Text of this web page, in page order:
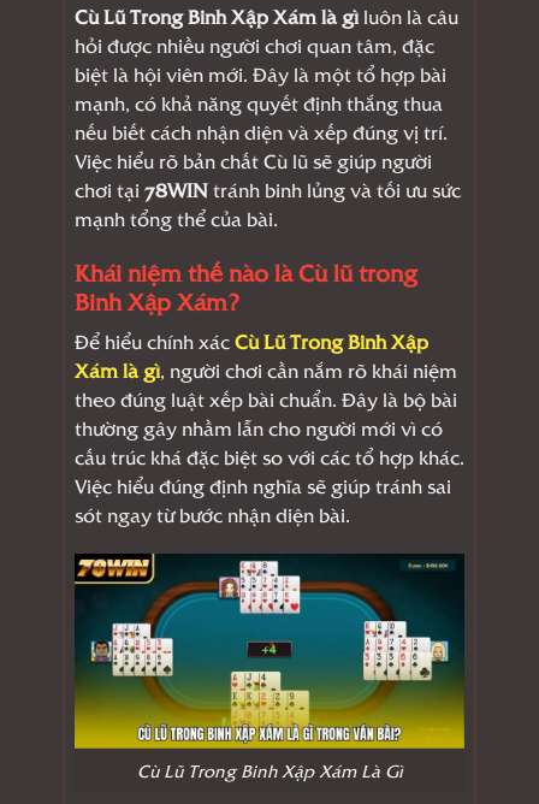
Cù Lũ Trong Binh Xập Xám là gì luôn là câu
hỏi được nhiều người chơi quan tâm, đặc
biệt là hội viên mới. Đây là một tổ hợp bài
mạnh, có khả năng quyết định thắng thua
nếu biết cách nhận diện và xếp đúng vị trí.
Việc hiểu rõ bản chất Cù lũ sẽ giúp người
chơi tại 78WINtránh binh lủng và tối ưu sức
mạnh tổng thể của bài.
Khái niệm thế nào là Cù lũ trong
Binh Xập Xám?
Để hiểu chính xácCù Lũ Trong Binh Xập
Xám là gì, người chơi cần nắm rõ khái niệm
theo đúng luật xếp bài chuẩn. Đây là bộ bài
thường gây nhầm lẫn cho người mới vì có
cấu trúc khá đặc biệt so với các tổ hợp khác.
Việc hiểu đúng định nghĩa sẽ giúp tránh sai
sót ngay từ bước nhận diện bài.
Cù Lũ Trong Binh Xập Xám Là Gì